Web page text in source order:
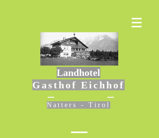
Landhotel
Gasthof Eichhof
Natters - Tirol